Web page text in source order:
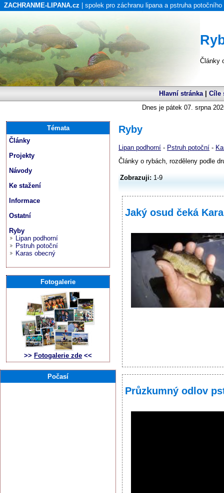
ZACHRANME-LIPANA.cz | spolek pro záchranu lipana a pstruha potočního
Články
Hlavní stránka| Cíle
Dnes je pátek 07. srpna
Ryby
Lipan podhorní - Pstruh potoční -
Články o rybách, rozděleny podle
Zobrazuji: 1-9
Jaký osud čeká
Průzkumný odlov
Témata
Články
Projekty
Návody
Ke stažení
Informace
Ostatní
Ryby
Lipan podhorní
Pstruh potoční
Karas obecný
Fotogalerie
>> Fotogalerie zde <<
Počasí